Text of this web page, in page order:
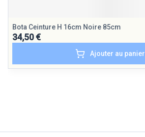
Bota Ceinture H 16cm Noire 85cm
34,50 €
Ajouter au panier